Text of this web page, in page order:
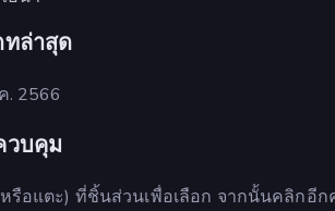
ทล่าสุด
. 2566
วบคุม
รือแตะ) ที่ชิ้นส่วนเพื่อเลือก จากนั้นคลิกอีก